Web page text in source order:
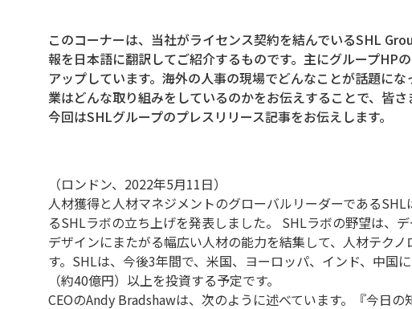
このコーナーは、当社がライセンス契約を結んでいるSHL
報を日本語に翻訳してご紹介するものです。主にグループHP
アップしています。海外の人事の現場でどんなことが話題に
業はどんな取り組みをしているのかをお伝えすることで、皆さ
今回はSHLグループのプレスリリース記事をお伝えします。
（ロンドン、2022年5月11日）
人材獲得と人材マネジメントのグローバルリーダーである
るSHLラボの立ち上げを発表しました。 SHLラボの野望は、
デザインにまたがる幅広い人材の能力を結集して、人材テク
す。SHLは、今後3年間で、米国、ヨーロッパ、インド、中国
（約40億円）以上を投資する予定です。
CEOのAndy Bradshawは、次のように述べています。『今日